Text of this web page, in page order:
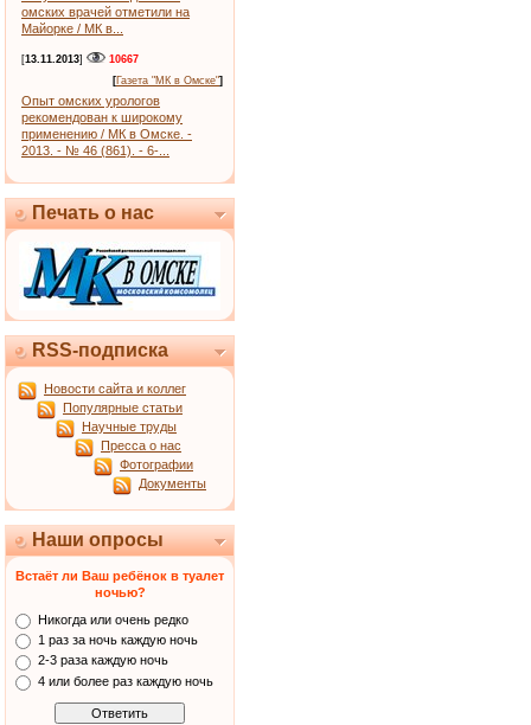
омских врачей отметили на
Майорке / МК в...
[13.11.2013]
10667
[Газета "МК в Омске"]
Опыт омских урологов
рекомендован к широкому
применению / МК в Омске. -
2013. - № 46 (861). - 6-...
Печать о нас
RSS-подписка
Новости сайта и коллег
Популярные статьи
Научные труды
Пресса о нас
Фотографии
Документы
Наши опросы
Встаёт ли Ваш ребёнок в туалет
ночью?
Никогда или очень редко
1 раз за ночь каждую ночь
2-3 раза каждую ночь
4 или более раз каждую ночь